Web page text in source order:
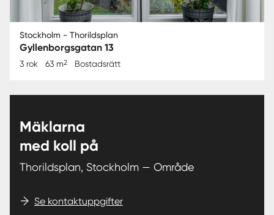
Stockholm - Thorildsplan
Gyllenborgsgatan 13
3 rok 63 m2 Bostadsrätt
Mäklarna
med koll på
Thorildsplan, Stockholm — Område
Se kontaktuppgifter